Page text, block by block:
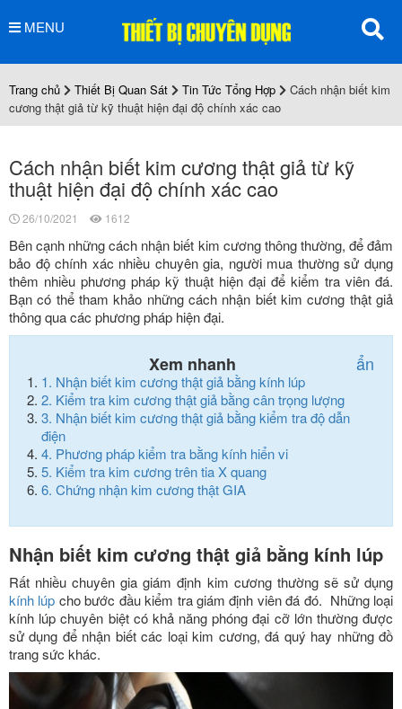
MENU
Trang chủ Thiết Bị Quan Sát Tin Tức Tổng Hợp
Cách nhận biết kim
cương thật giả từ kỹ thuật hiện đại độ chính xác cao
Cách nhận biết kim cương thật giả từ kỹ
thuật hiện đại độ chính xác cao
26/10/2021 1612
Bên cạnh những cách nhận biết kim cương thông thường, để đảm
bảo độ chính xác nhiều chuyên gia, người mua thường sử dụng
thêm nhiều phương pháp kỹ thuật hiện đại để kiểm tra viên đá.
Bạn có thể tham khảo những cách nhận biết kim cương thật giả
thông qua các phương pháp hiện đại.
Xem nhanh ẩn
1. Nhận biết kim cương thật giả bằng kính lúp
2. Kiểm tra kim cương thật giả bằng cân trọng lượng
3. Nhận biết kim cương thật giả bằng kiểm tra độ dẫn
điện
4. Phương pháp kiểm tra bằng kính hiển vi
5. Kiểm tra kim cương trên tia X quang
6. Chứng nhận kim cương thật GIA
Nhận biết kim cương thật giả bằng kính lúp
Rất nhiều chuyên gia giám định kim cương thường sẽ sử dụng
kính lúp cho bước đầu kiểm tra giám định viên đá đó. Những loại
kính lúp chuyên biệt có khả năng phóng đại cỡ lớn thường được
sử dụng để nhận biết các loại kim cương, đá quý hay những đồ
trang sức khác.